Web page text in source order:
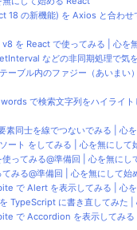
18 の新機能) を Axios と合わせ
を React で使ってみる | 心を
などの非同期処理で気
ーブル内のファジー（あいまい
で検索文字列をハイライト
同士を線でつないでみる | 心
ート をしてみる | 心を無にして
ってみる@準備回 | 心を無にし
みる@準備回 | 心を無にして始
で Alert を表示してみる | 心
TypeScript に書き直してみた |
で Accordion を表示してみる